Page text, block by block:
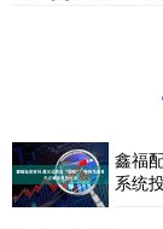
鑫福
系统